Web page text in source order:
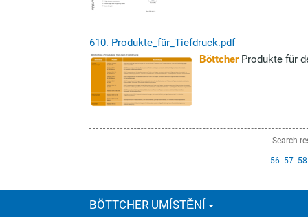
610. Produkte_für_Tiefdruck.pdf
BöttcherProdukte für
Search
56 57 58
BÖTTCHER UMÍSTĚNÍ